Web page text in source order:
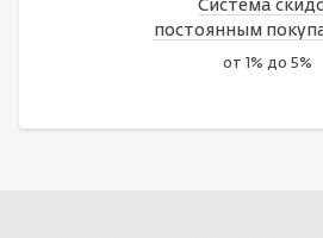
Система
постоянным
от 1% до 5%